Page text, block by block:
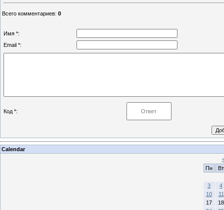
Всего комментариев: 0
Имя *:
Email *:
Код *:
Calendar
Пн
Вт
3
4
10
11
17
18